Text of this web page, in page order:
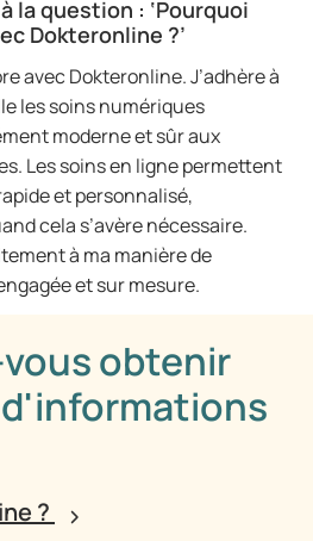
la question : ‘Pourquoi
Dokteronline ?’
avec Dokteronline. J’adhère à
les soins numériques
moderne et sûr aux
Les soins en ligne permettent
et personnalisé,
cela s’avère nécessaire.
à ma manière de
et sur mesure.
obtenir
?